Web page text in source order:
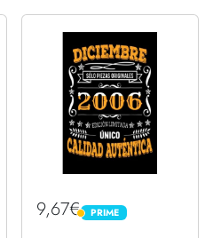
9,67€ PRIME
PRIME